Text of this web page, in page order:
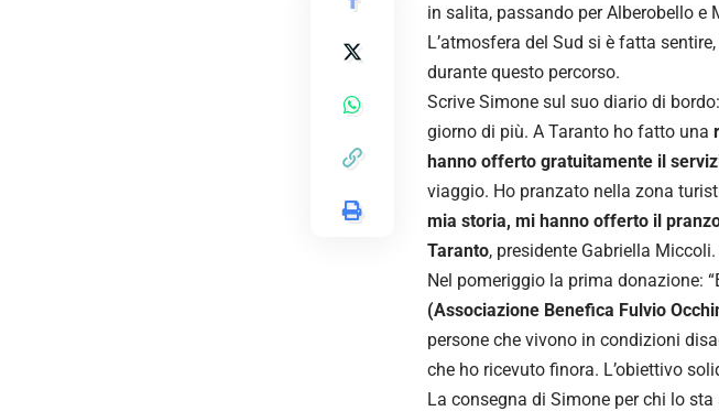
in salita, passando per Alberobello
L’atmosfera del Sud si è fatta
durante questo percorso.
Scrive Simone sul suo diario di
giorno di più. A Taranto ho fatto una
hanno offerto gratuitamente il
viaggio. Ho pranzato nella zona
mia storia, mi hanno offerto il
Taranto, presidente Gabriella Miccoli.
Nel pomeriggio la prima donazione:
(Associazione Benefica Fulvio
persone che vivono in condizioni
che ho ricevuto finora. L’obiettivo
La consegna di Simone per chi lo